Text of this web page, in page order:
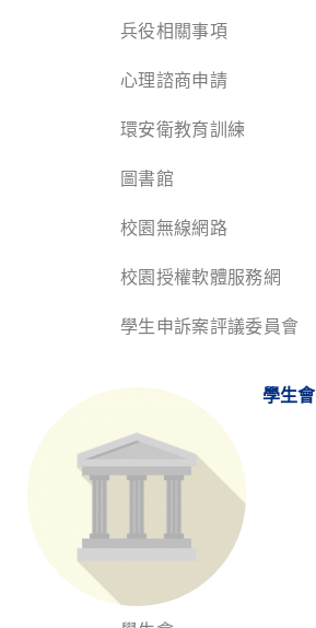
兵役相關事項
心理諮商申請
環安衛教育訓練
圖書館
校園無線網路
校園授權軟體服務網
學生申訴案評議委員會
學生會